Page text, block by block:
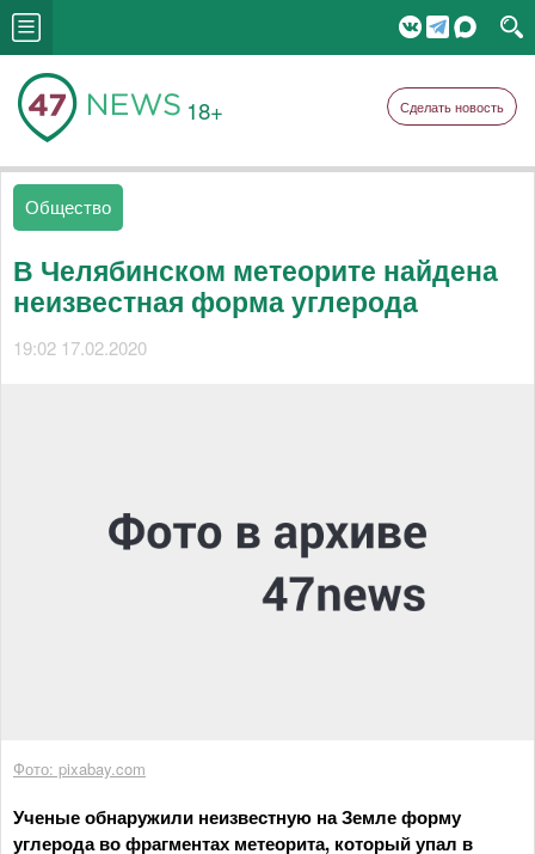
18+ Сделать новость
Общество
В Челябинском метеорите найдена
неизвестная форма углерода
19:02 17.02.2020
Фото: pixabay.com
Ученые обнаружили неизвестную на Земле форму
углерода во фрагментах метеорита, который упал в